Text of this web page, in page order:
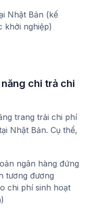
Nhật Bản (kế
khởi nghiệp)
chi trả chi
trang trải chi phí
Nhật Bản. Cụ thể,
ngân hàng đứng
tương đương
chi phí sinh hoạt